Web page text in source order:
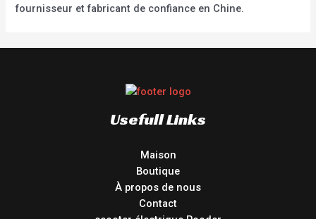
fournisseur et fabricant de confiance en Chine.
Usefull Links
Maison
Boutique
À propos de nous
Contact